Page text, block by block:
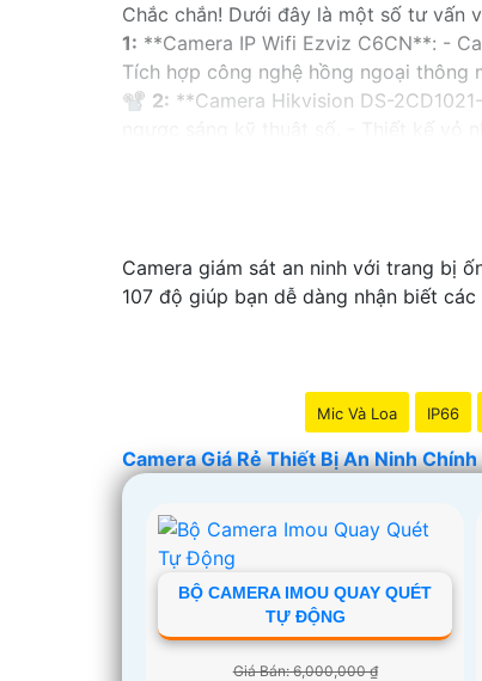
Chắc chắn! Dưới đây là một số tư vấn
1: **Camera IP Wifi Ezviz C6CN**: -
Tích hợp công nghệ hồng ngoại thông
📽 2: **Camera Hikvision DS-
**Camera Dahua HDCVI HAC-
ngoại lên đến 20m. - Chống ngược
Nhớ kiểm tra và lựa chọn sản phẩm
Camera giám sát an ninh với trang bị
107 độ giúp bạn dễ dàng nhận biết
Mic Và Loa IP66
Camera Giá Rẻ Thiết Bị An Ninh Chính
BỘ CAMERA IMOU QUAY QUÉT
TỰ ĐỘNG
Giá Bán: 6,000,000 ₫